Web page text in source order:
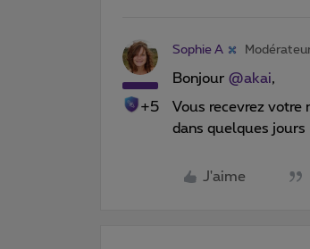
+5
Sophie A
Bonjour ​ @akai,
Vous recevrez votre
dans quelques jours
J'aime